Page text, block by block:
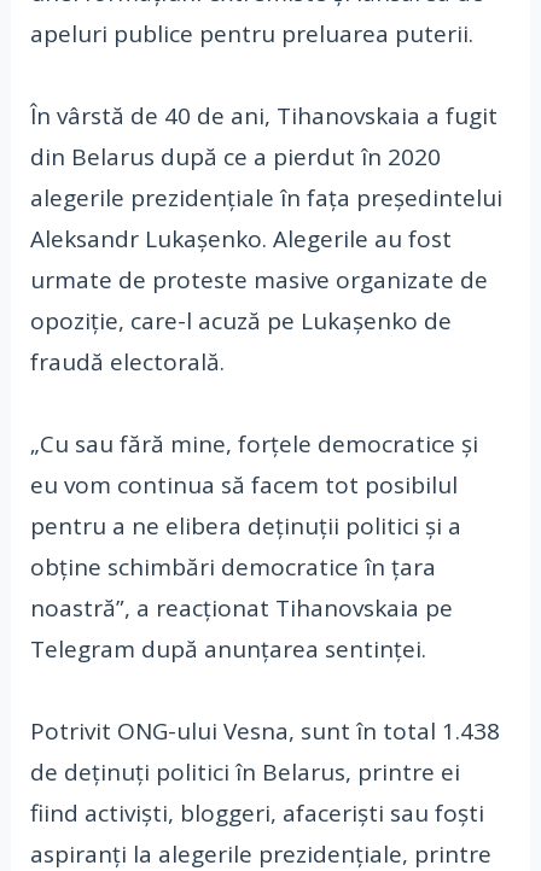
apeluri publice pentru preluarea puterii.
În vârstă de 40 de ani, Tihanovskaia a fugit
din Belarus după ce a pierdut în 2020
alegerile prezidenţiale în faţa preşedintelui
Aleksandr Lukaşenko. Alegerile au fost
urmate de proteste masive organizate de
opoziţie, care-l acuză pe Lukaşenko de
fraudă electorală.
„Cu sau fără mine, forţele democratice şi
eu vom continua să facem tot posibilul
pentru a ne elibera deţinuţii politici şi a
obţine schimbări democratice în ţara
noastră”, a reacţionat Tihanovskaia pe
Telegram după anunţarea sentinţei.
Potrivit ONG-ului Vesna, sunt în total 1.438
de deţinuţi politici în Belarus, printre ei
fiind activişti, bloggeri, afacerişti sau foşti
aspiranţi la alegerile prezidenţiale, printre